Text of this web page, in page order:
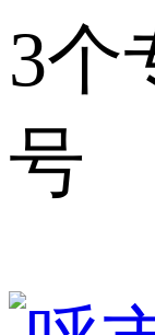
3个
号